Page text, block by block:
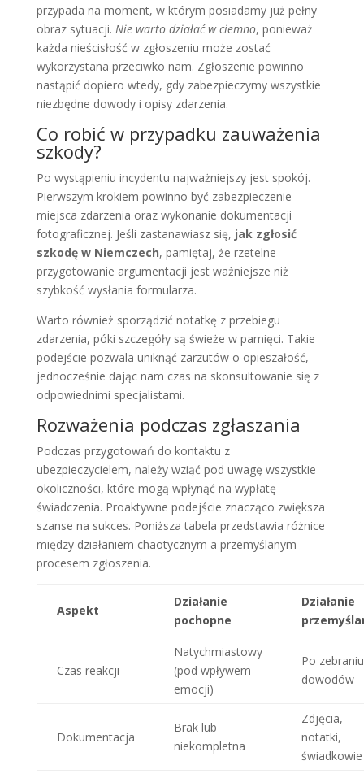
przypada na moment, w którym posiadamy już pełny
obraz sytuacji. Nie warto działać w ciemno, ponieważ
każda nieścisłość w zgłoszeniu może zostać
wykorzystana przeciwko nam. Zgłoszenie powinno
nastąpić dopiero wtedy, gdy zabezpieczymy wszystkie
niezbędne dowody i opisy zdarzenia.
Co robić w przypadku zauważenia
szkody?
Po wystąpieniu incydentu najważniejszy jest spokój.
Pierwszym krokiem powinno być zabezpieczenie
miejsca zdarzenia oraz wykonanie dokumentacji
fotograficznej. Jeśli zastanawiasz się, jak zgłosić
szkodę w Niemczech, pamiętaj, że rzetelne
przygotowanie argumentacji jest ważniejsze niż
szybkość wysłania formularza.
Warto również sporządzić notatkę z przebiegu
zdarzenia, póki szczegóły są świeże w pamięci. Takie
podejście pozwala uniknąć zarzutów o opieszałość,
jednocześnie dając nam czas na skonsultowanie się z
odpowiednimi specjalistami.
Rozważenia podczas zgłaszania
Podczas przygotowań do kontaktu z
ubezpieczycielem, należy wziąć pod uwagę wszystkie
okoliczności, które mogą wpłynąć na wypłatę
świadczenia. Proaktywne podejście znacząco zwiększa
szanse na sukces. Poniższa tabela przedstawia różnice
między działaniem chaotycznym a przemyślanym
procesem zgłoszenia.
Aspekt
Działanie
pochopne
Działanie
Czas reakcji
Natychmiastowy
(pod wpływem
emocji)
Po zebraniu
dowodów
Dokumentacja
Brak lub
niekompletna
Zdjęcia,
notatki,
świadkowie